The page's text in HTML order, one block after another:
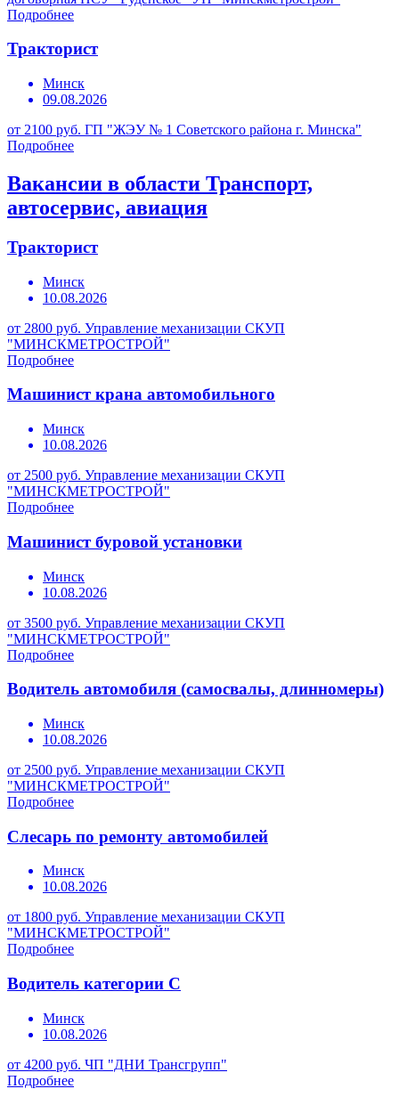
Подробнее
Тракторист
Минск
09.08.2026
от 2100 руб. ГП "ЖЭУ № 1 Советского района г. Минска"
Подробнее
Вакансии в области Транспорт,
автосервис, авиация
Тракторист
Минск
10.08.2026
от 2800 руб. Управление механизации СКУП
"МИНСКМЕТРОСТРОЙ"
Подробнее
Машинист крана автомобильного
Минск
10.08.2026
от 2500 руб. Управление механизации СКУП
"МИНСКМЕТРОСТРОЙ"
Подробнее
Машинист буровой установки
Минск
10.08.2026
от 3500 руб. Управление механизации СКУП
"МИНСКМЕТРОСТРОЙ"
Подробнее
Водитель автомобиля (самосвалы, длинномеры)
Минск
10.08.2026
от 2500 руб. Управление механизации СКУП
"МИНСКМЕТРОСТРОЙ"
Подробнее
Слесарь по ремонту автомобилей
Минск
10.08.2026
от 1800 руб. Управление механизации СКУП
"МИНСКМЕТРОСТРОЙ"
Подробнее
Водитель категории С
Минск
10.08.2026
от 4200 руб. ЧП "ДНИ Трансгрупп"
Подробнее